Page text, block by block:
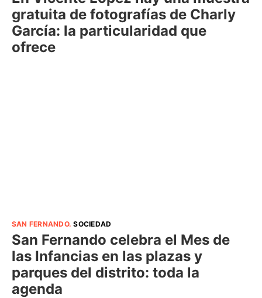
gratuita de fotografías de Charly
García: la particularidad que
ofrece
SAN FERNANDO.SOCIEDAD
San Fernando celebra el Mes de
las Infancias en las plazas y
parques del distrito: toda la
agenda